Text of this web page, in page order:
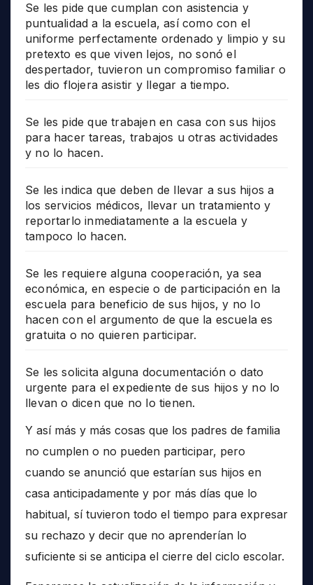
Se les pide que cumplan con asistencia y
puntualidad a la escuela, así como con el
uniforme perfectamente ordenado y limpio y su
pretexto es que viven lejos, no sonó el
despertador, tuvieron un compromiso familiar o
les dio flojera asistir y llegar a tiempo.
Se les pide que trabajen en casa con sus hijos
para hacer tareas, trabajos u otras actividades
y no lo hacen.
Se les indica que deben de llevar a sus hijos a
los servicios médicos, llevar un tratamiento y
reportarlo inmediatamente a la escuela y
tampoco lo hacen.
Se les requiere alguna cooperación, ya sea
económica, en especie o de participación en la
escuela para beneficio de sus hijos, y no lo
hacen con el argumento de que la escuela es
gratuita o no quieren participar.
Se les solicita alguna documentación o dato
urgente para el expediente de sus hijos y no lo
llevan o dicen que no lo tienen.
Y así más y más cosas que los padres de familia
no cumplen o no pueden participar, pero
cuando se anunció que estarían sus hijos en
casa anticipadamente y por más días que lo
habitual, sí tuvieron todo el tiempo para expresar
su rechazo y decir que no aprenderían lo
suficiente si se anticipa el cierre del ciclo escolar.